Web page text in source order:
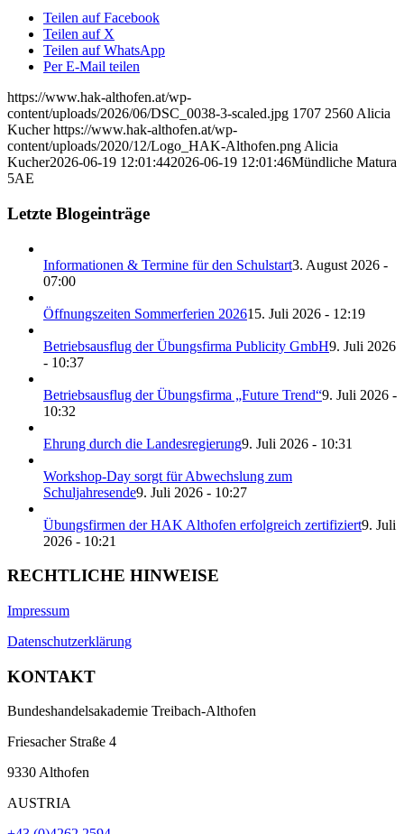
Teilen auf Facebook
Teilen auf X
Teilen auf WhatsApp
Per E-Mail teilen
https://www.hak-althofen.at/wp-
content/uploads/2026/06/DSC_0038-3-scaled.jpg 1707 2560 Alicia
Kucher https://www.hak-althofen.at/wp-
content/uploads/2020/12/Logo_HAK-Althofen.png Alicia
Kucher2026-06-19 12:01:442026-06-19 12:01:46Mündliche Matura
5AE
Letzte Blogeinträge
Informationen & Termine für den Schulstart3. August 2026 -
07:00
Öffnungszeiten Sommerferien 202615. Juli 2026 - 12:19
Betriebsausflug der Übungsfirma Publicity GmbH9. Juli 2026
- 10:37
Betriebsausflug der Übungsfirma „Future Trend“9. Juli 2026 -
10:32
Ehrung durch die Landesregierung9. Juli 2026 - 10:31
Workshop-Day sorgt für Abwechslung zum
Schuljahresende9. Juli 2026 - 10:27
Übungsfirmen der HAK Althofen erfolgreich zertifiziert9. Juli
2026 - 10:21
RECHTLICHE HINWEISE
Impressum
Datenschutzerklärung
KONTAKT
Bundeshandelsakademie Treibach-Althofen
Friesacher Straße 4
9330 Althofen
AUSTRIA